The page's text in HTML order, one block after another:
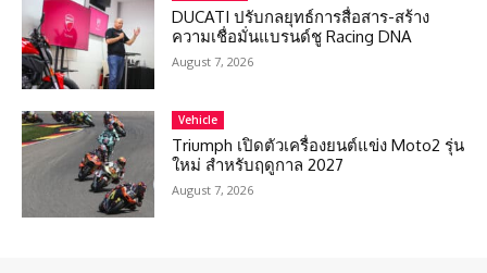
DUCATI ปรับกลยุทธ์การสื่อสาร-สร้าง
ความเชื่อมั่นแบรนด์ชู Racing DNA
August 7, 2026
Vehicle
Triumph เปิดตัวเครื่องยนต์แข่ง Moto2 รุ่น
ใหม่ สำหรับฤดูกาล 2027
August 7, 2026